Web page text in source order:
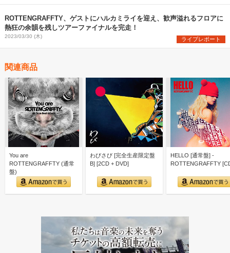
ROTTENGRAFFTY、ゲストにハルカミライを迎え、歓声溢れるフロアに
熱狂の余韻を残しツアーファイナルを完走！
2023/03/30 (木) ライブレポート
関連商品
You are
ROTTENGRAFFTY (通常
盤)
わびさび [完全生産限定盤
B] [2CD + DVD]
HELLO [通常盤] -
ROTTENGRAFFTY